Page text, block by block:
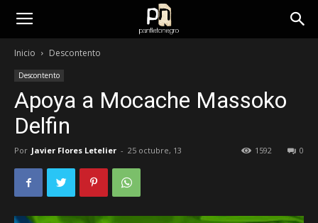
panfletonegro
Inicio Descontento
Descontento
Apoya a Mocache Massoko
Delfin
Por Javier Flores Letelier - 25 octubre, 13 0
1592